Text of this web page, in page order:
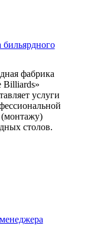
бильярдного
фабрика
Billiards»
услуги
(монтажу)
столов.